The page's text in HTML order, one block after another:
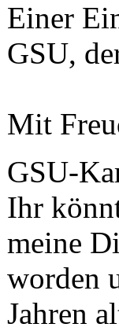
Einer
GSU,
Mit
GSU-
Ihr
meine
worden
Jahren